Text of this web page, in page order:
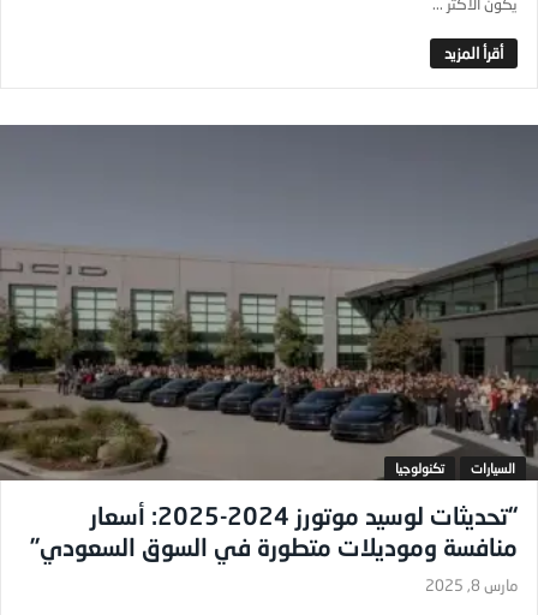
السيارات تكنولوجيا
“تحديثات لوسيد موتورز 2024-2025: أسعار
منافسة وموديلات متطورة في السوق السعودي”
مارس 8, 2025